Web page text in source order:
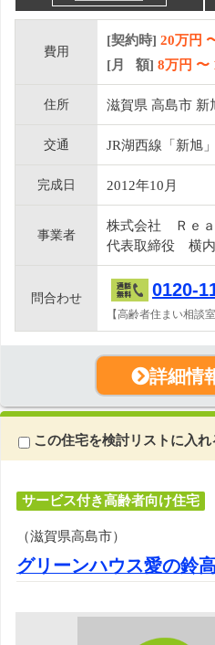
費用
[契約時] 20万円
[月 額] 8万円 〜
住所 滋賀県 高島市 新
交通 JR湖西線「新旭
完成日 2012年10月
事業者
株式会社 Ｒｅ
代表取締役 横
問合わせ 0120-
【高齢者住まい相談室
詳細情
この住宅を検討リストに入れ
サービス付き高齢者向け住宅
（滋賀県高島市）
グリーンハウス愛の鈴